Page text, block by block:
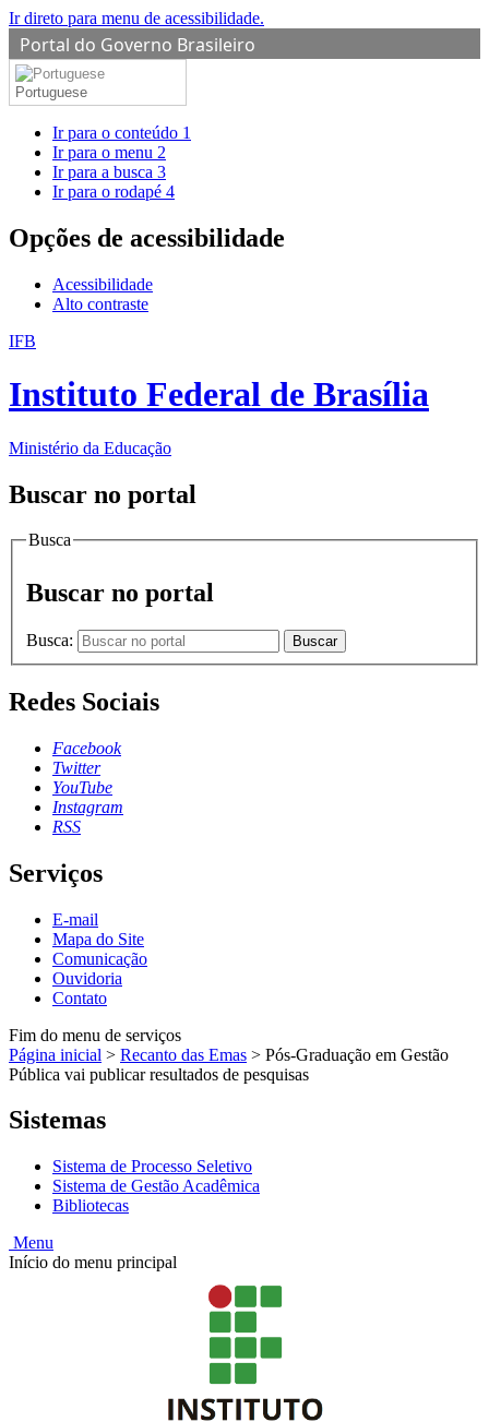
Ir direto para menu de acessibilidade.
Portal do Governo Brasileiro
Portuguese
Ir para o conteúdo 1
Ir para o menu 2
Ir para a busca 3
Ir para o rodapé 4
Opções de acessibilidade
Acessibilidade
Alto contraste
IFB
Instituto Federal de Brasília
Ministério da Educação
Buscar no portal
Busca
Buscar no portal
Busca: Buscar
Redes Sociais
Facebook
Twitter
YouTube
Instagram
RSS
Serviços
E-mail
Mapa do Site
Comunicação
Ouvidoria
Contato
Fim do menu de serviços
Página inicial > Recanto das Emas > Pós-Graduação em Gestão
Pública vai publicar resultados de pesquisas
Sistemas
Sistema de Processo Seletivo
Sistema de Gestão Acadêmica
Bibliotecas
Menu
Início do menu principal